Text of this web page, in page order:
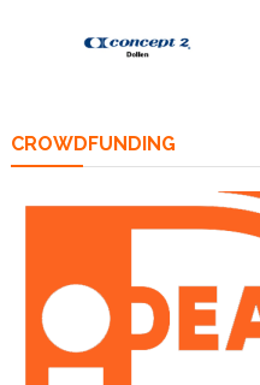
CROWDFUNDING